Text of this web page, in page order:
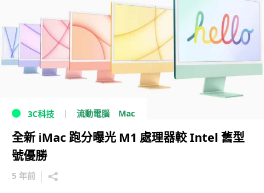
3C科技 流動電腦 Mac
全新 iMac 跑分曝光 M1 處理器較 Intel 舊型
號優勝
5 年前